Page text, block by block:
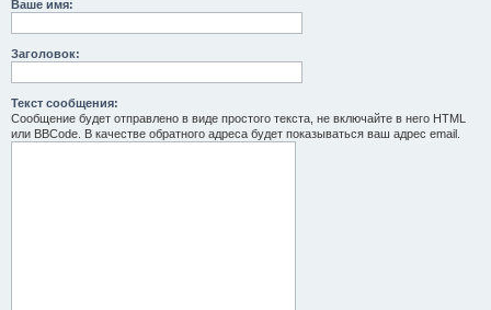
Ваше имя:
Заголовок:
Текст сообщения:
Сообщение будет отправлено в виде простого текста, не включайте в него HTML
или BBCode. В качестве обратного адреса будет показываться ваш адрес email.